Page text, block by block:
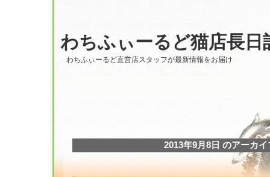
わちふぃーるど猫店長日
わちふぃーるど直営店スタッフが最新情報をお届け
2013年9月8日 のアーカイ